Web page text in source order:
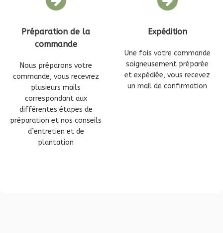
Préparation de la
commande
Nous préparons votre
commande, vous recevrez
plusieurs mails
correspondant aux
différentes étapes de
préparation et nos conseils
d’entretien et de
plantation
Expédition
Une fois votre commande
soigneusement préparée
et expédiée, vous recevez
un mail de confirmation